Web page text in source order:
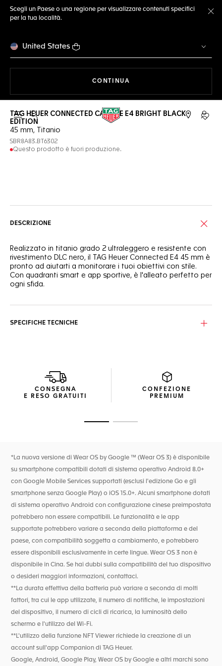
Scegli un Paese o una regione per visualizzare contenuti specifici
per la tua località.
United States
CONTINUA
Apri la ricerca
TAG HEUER CONNECTED CALIBRE E4 BRIGHT BLACK
EDITION
45 mm, Titanio
SBR8A83.BT6302
Questo prodotto è fuori produzione.
DESCRIZIONE
Realizzato in titanio grado 2 ultraleggero e resistente con
rivestimento DLC nero, il TAG Heuer Connected E4 45 mm è
pronto ad aiutarti a monitorare i tuoi obiettivi con stile.
Con quadranti smart e app sportive, è l'alleato perfetto per
ogni sfida.
raggiungere tutti i tuoi obiettivi.
In pelle di vitello e caucciù, il cinturino nero ultra resistente
presenta una fibbia pieghevole in titanio grado 2 con
SPECIFICHE TECNICHE
CONSEGNA
E RESO GRATUITI
CONFEZIONE
PREMIUM
*La nuova versione di Wear OS by Google ™ (Wear OS 3) è disponibile
su smartphone compatibili dotati di sistema operativo Android 8.0+
con Google Mobile Services supportati (esclusi l'edizione Go e gli
smartphone senza Google Play) o iOS 15.0+. Alcuni smartphone dotati
di sistema operativo Android con configurazione cinese preimpostata
potrebbero non essere compatibili. Le funzionalità e le app
supportate potrebbero variare a seconda della piattaforma e del
paese, con compatibilità soggetta a cambiamento, e potrebbero
essere disponibili esclusivamente in certe lingue. Wear OS 3 non è
disponibile in Cina. Se hai dubbi sulla compatibilità del tuo dispositivo
o desideri maggiori informazioni, contattaci.
**La durata effettiva della batteria può variare a seconda di molti
fattori, tra cui le app utilizzate, il numero di notifiche, le impostazioni
del dispositivo, il numero di cicli di ricarica, la luminosità dello
schermo e l'utilizzo del Wi-Fi.
**L'utilizzo della funzione NFT Viewer richiede la creazione di un
account sull'app Companion di TAG Heuer.
Google, Android, Google Play, Wear OS by Google e altri marchi sono